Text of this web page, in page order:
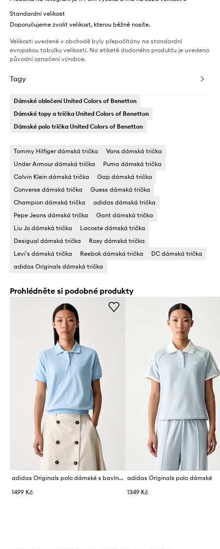
Standardní velikost
Doporučujeme zvolit velikost, kterou běžně nosíte.
Velikosti uvedené v obchodě byly přepočítány na standardní
evropskou tabulku velikostí. Na etiketě dodaného produktu je uvedeno
původní označení výrobce.
Tagy
Dámské oblečení United Colors of Benetton
Dámské topy a trička United Colors of Benetton
Dámské polo trička United Colors of Benetton
Tommy Hilfiger dámská trička
Vans dámská trička
Under Armour dámská trička
Puma dámská trička
Calvin Klein dámská trička
Gap dámská trička
Converse dámská trička
Guess dámská trička
Champion dámská trička
adidas dámská trička
Pepe Jeans dámská trička
Gant dámská trička
Liu Jo dámská trička
Lacoste dámská trička
Desigual dámská trička
Roxy dámská trička
Levi's dámská trička
Reebok dámská trička
DC dámská trička
adidas Originals dámská trička
Prohlédněte si podobné produkty
adidas Originals polo dámské s bavlnou
1499 Kč
adidas Originals polo dámské
1349 Kč